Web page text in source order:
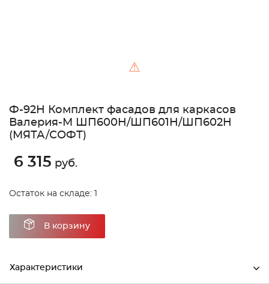
⚠
Ф-92Н Комплект фасадов для каркасов
Валерия-М ШП600H/ШП601H/ШП602H
(МЯТА/СОФТ)
6 315 руб.
Остаток на складе: 1
В корзину
Характеристики